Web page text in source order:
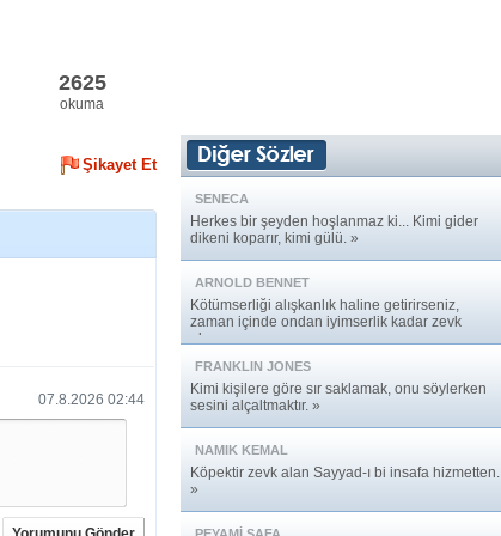
2625
okuma
Şikayet Et
07.8.2026 02:44
SENECA
Herkes bir şeyden hoşlanmaz ki... Kimi gider
dikeni koparır, kimi gülü. »
ARNOLD BENNET
Kötümserliği alışkanlık haline getirirseniz,
zaman içinde ondan iyimserlik kadar zevk
alırsınız. »
FRANKLIN JONES
Kimi kişilere göre sır saklamak, onu söylerken
sesini alçaltmaktır. »
NAMIK KEMAL
Köpektir zevk alan Sayyad-ı bi insafa hizmetten.
»